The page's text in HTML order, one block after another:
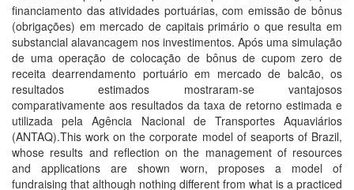
financiamento das atividades portuárias, com emissão de bônus
(obrigações) em mercado de capitais primário o que resulta em
substancial alavancagem nos investimentos. Após uma simulação
de uma operação de colocação de bônus de cupom zero de
receita dearrendamento portuário em mercado de balcão, os
resultados estimados mostraram-se vantajosos
comparativamente aos resultados da taxa de retorno estimada e
utilizada pela Agência Nacional de Transportes Aquaviários
(ANTAQ).This work on the corporate model of seaports of Brazil,
whose results and reflection on the management of resources
and applications are shown worn, proposes a model of
fundraising that although nothing different from what is a practiced